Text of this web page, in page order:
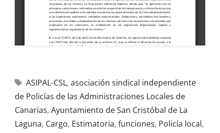
ASIPAL-CSL, asociación sindical independiente
de Policías de las Administraciones Locales de
Canarias, Ayuntamiento de San Cristóbal de La
Laguna, Cargo, Estimatoria, funciones, Policía local,